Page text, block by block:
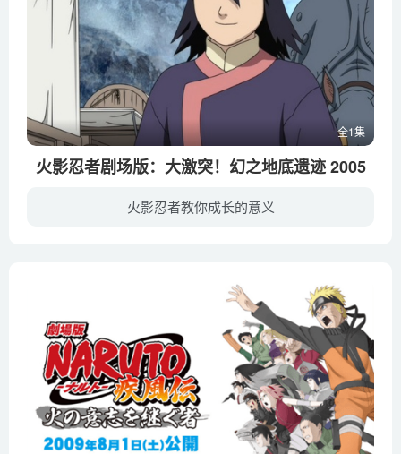
全1集
火影忍者剧场版：大激突！幻之地底遗迹 2005
火影忍者教你成长的意义